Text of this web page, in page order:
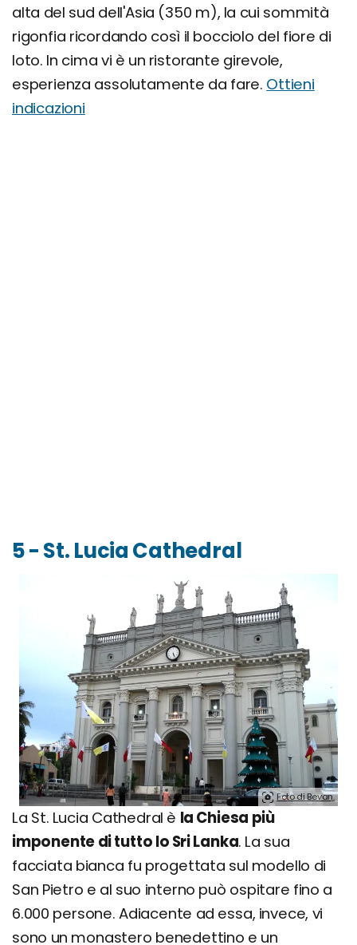
alta del sud dell'Asia (350 m), la cui sommità
rigonfia ricordando così il bocciolo del fiore di
loto. In cima vi è un ristorante girevole,
esperienza assolutamente da fare. Ottieni
indicazioni
5 - St. Lucia Cathedral
Foto di Bevan.
La St. Lucia Cathedral è la Chiesa più
imponente di tutto lo Sri Lanka. La sua
facciata bianca fu progettata sul modello di
San Pietro e al suo interno può ospitare fino a
6.000 persone. Adiacente ad essa, invece, vi
sono un monastero benedettino e un